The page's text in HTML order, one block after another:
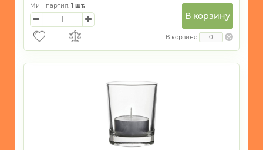
Мин партия: 1 шт.
В корзину
В корзине